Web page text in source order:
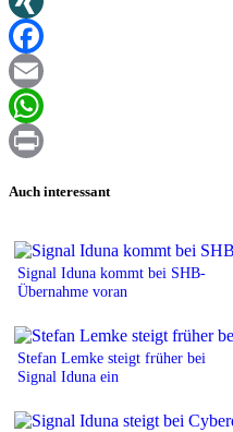
XING
Facebook
Email
WhatsApp
Auch interessant
Signal Iduna kommt bei SHB-
Übernahme voran
Stefan Lemke steigt früher bei
Signal Iduna ein